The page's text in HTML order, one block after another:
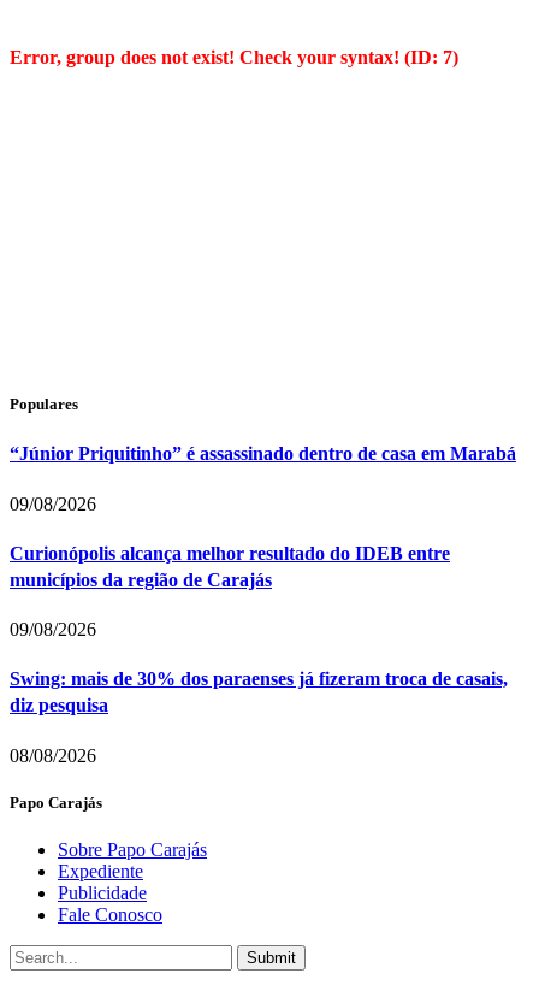
Error, group does not exist! Check your syntax! (ID: 7)
Populares
“Júnior Priquitinho” é assassinado dentro de casa em Marabá
09/08/2026
Curionópolis alcança melhor resultado do IDEB entre
municípios da região de Carajás
09/08/2026
Swing: mais de 30% dos paraenses já fizeram troca de casais,
diz pesquisa
08/08/2026
Papo Carajás
Sobre Papo Carajás
Expediente
Publicidade
Fale Conosco
Submit